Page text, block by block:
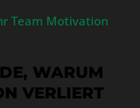
WARUM
VERLIERT